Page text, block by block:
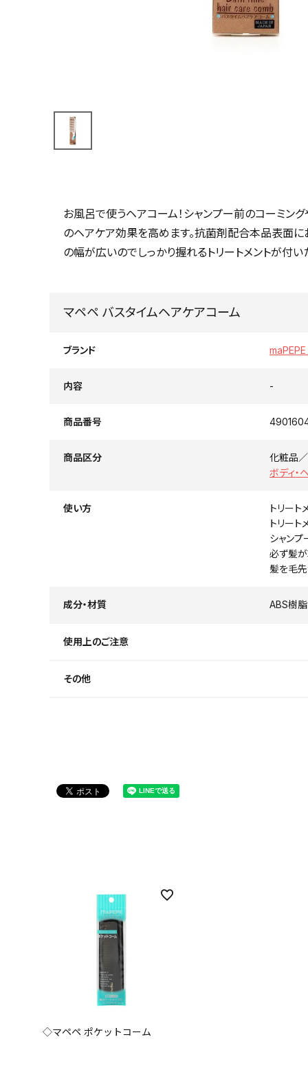
お風呂で使うヘアコーム！シャンプー前のコーミング
のヘアケア効果を高めます。抗菌剤配合本品表面
の幅が広いのでしっかり握れるトリートメントが付
マペペ バスタイムヘアケアコーム
ブランド
内容 -
商品番号
商品区分
化粧品
ボディ・
使い方
トリート
トリート
シャン
必ず髪が
髪を毛先
成分・材質 ABS樹脂
使用上のご注意
その他
◇マペペ ポケットコーム